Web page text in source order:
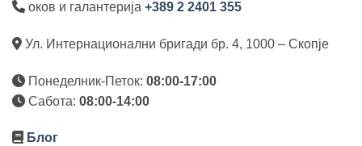
оков и галантерија +389 2 2401 355
Ул. Интернационални бригади бр. 4, 1000 – Скопје
Понеделник-Петок: 08:00-17:00
Сабота: 08:00-14:00
Блог